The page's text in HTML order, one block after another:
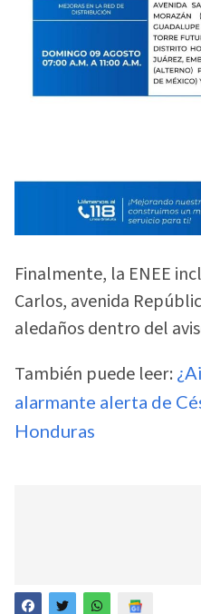
Finalmente, la ENEE
Carlos, avenida
aledaños dentro del
También puede leer:
alarmante alerta de
Honduras